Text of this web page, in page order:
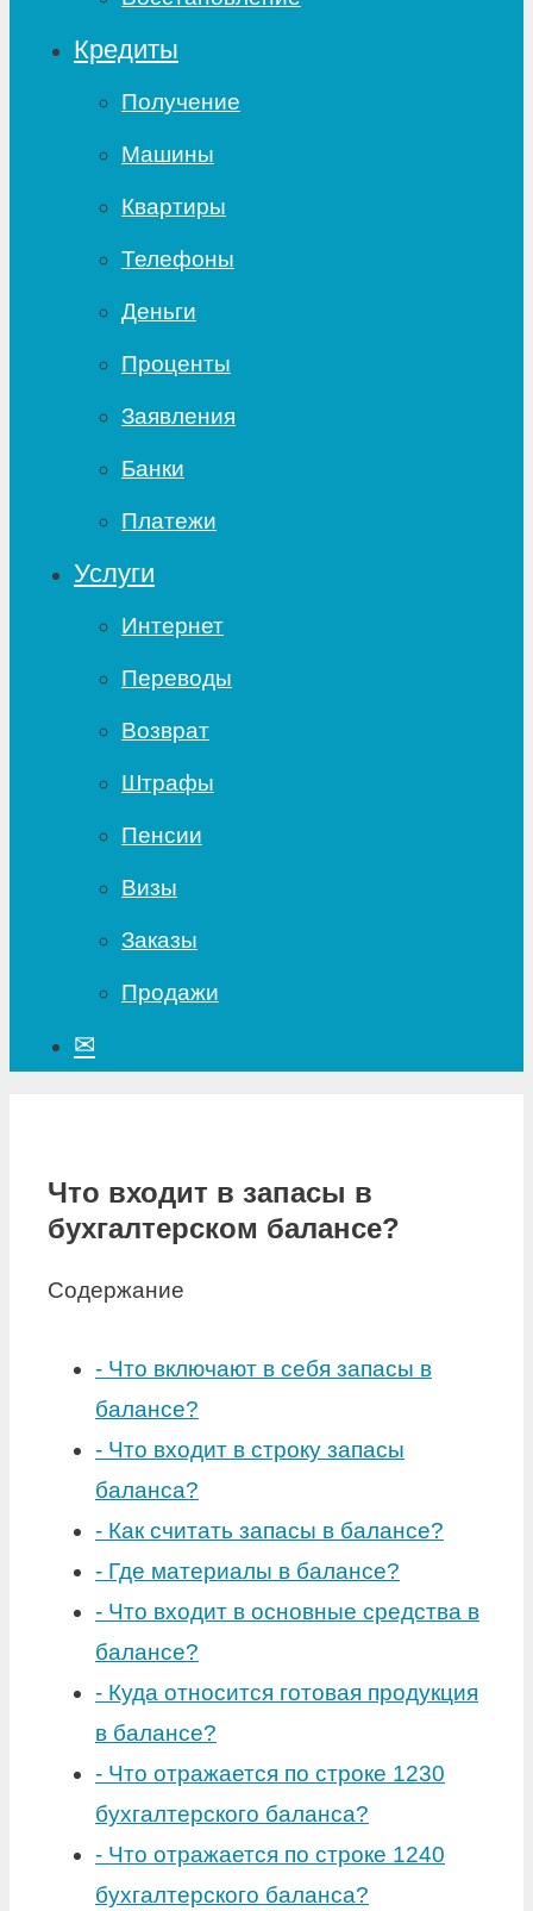
Кредиты
Получение
Машины
Квартиры
Телефоны
Деньги
Проценты
Заявления
Банки
Платежи
Услуги
Интернет
Переводы
Возврат
Штрафы
Пенсии
Визы
Заказы
Продажи
✉
Что входит в запасы в
бухгалтерском балансе?
Содержание
- Что включают в себя запасы в
балансе?
- Что входит в строку запасы
баланса?
- Как считать запасы в балансе?
- Где материалы в балансе?
- Что входит в основные средства в
балансе?
- Куда относится готовая продукция
в балансе?
- Что отражается по строке 1230
бухгалтерского баланса?
- Что отражается по строке 1240
бухгалтерского баланса?